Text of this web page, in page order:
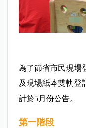
為了節省市民現場
及現場紙本雙軌登
計於5月份公告。
第一階段